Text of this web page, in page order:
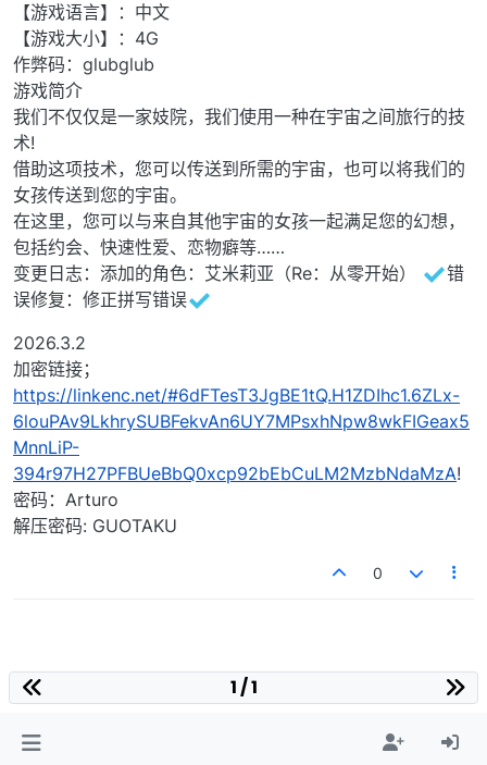
【游戏语言】：中文
【游戏大小】：4G
作弊码：glubglub
游戏简介
我们不仅仅是一家妓院，我们使用一种在宇宙之间旅行的技
术!
借助这项技术，您可以传送到所需的宇宙，也可以将我们的
女孩传送到您的宇宙。
在这里，您可以与来自其他宇宙的女孩一起满足您的幻想，
包括约会、快速性爱、恋物癖等……
变更日志：添加的角色：艾米莉亚（Re：从零开始）
错
误修复：修正拼写错误
2026.3.2
加密链接；
https://linkenc.net/#6dFTesT3JgBE1tQ.H1ZDIhc1.6ZLx-
6louPAv9LkhrySUBFekvAn6UY7MPsxhNpw8wkFIGeax5
MnnLiP-
394r97H27PFBUeBbQ0xcp92bEbCuLM2MzbNdaMzA!
密码：Arturo
解压密码: GUOTAKU
0
1 / 1